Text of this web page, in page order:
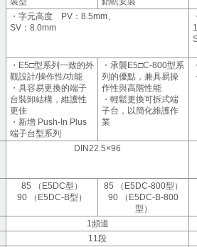
・字元高度 PV：8.5mm、
SV：8.0mm
・E5□型系列一致的外
觀設計/操作性/功能
・具容易更換的端子
台裝卸結構，維護性
更佳
・新增 Push-In Plus
端子台型系列
・承襲E5□C-800型系
列的優點，兼具易操
作性與高階性能
・輕鬆更換可拆式端
子台，以簡化維護作
業
DIN22.5×96
85 （E5DC型）
90 （E5DC-B型）
85 （E5DC-800型）
90 （E5DC-B-800
型）
1頻道
11段